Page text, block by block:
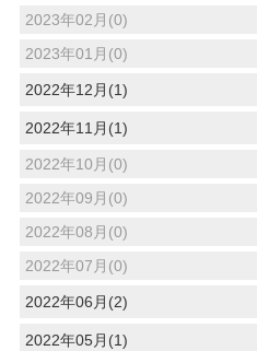
2023年02月(0)
2023年01月(0)
2022年12月(1)
2022年11月(1)
2022年10月(0)
2022年09月(0)
2022年08月(0)
2022年07月(0)
2022年06月(2)
2022年05月(1)